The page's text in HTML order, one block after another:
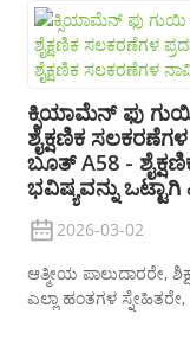
ಕ್ಸಿಯಾಮೆನ್ ಫು ಗುಯಿ
ಶೈಕ್ಷಣಿಕ ಸಲಕರಣೆಗಳ
ಬೂತ್ A58 -
ಭವಿಷ್ಯವನ್ನು ಒಟ್ಟಾಗಿ
2026-03-02
ಆತ್ಮೀಯ ಪಾಲುದಾರರೇ,
ಎಲ್ಲಾ ಹಂತಗಳ ಸ್ನೇಹಿತರೇ,